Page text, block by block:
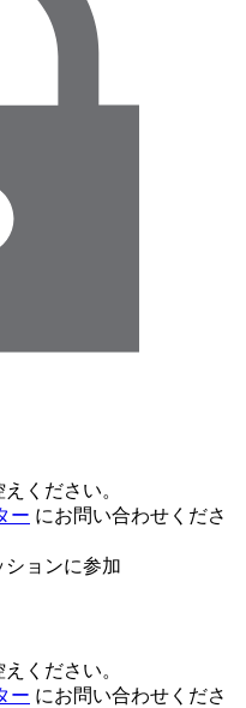
ください。
ー にお問い合わせくださ
ョンに参加
ください。
ー にお問い合わせくださ